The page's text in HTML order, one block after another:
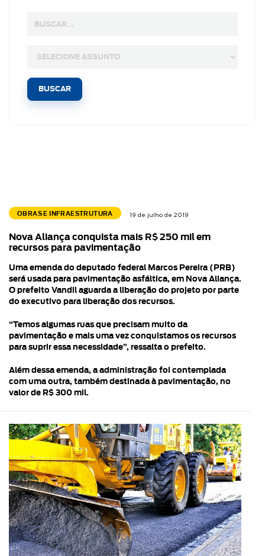
OBRAS E INFRAESTRUTURA 19 de julho de 2019
Nova Aliança conquista mais R$ 250 mil em
recursos para pavimentação
Uma emenda do deputado federal Marcos Pereira (PRB)
será usada para pavimentação asfáltica, em Nova Aliança.
O prefeito Vandil aguarda a liberação do projeto por parte
do executivo para liberação dos recursos.
“Temos algumas ruas que precisam muito da
pavimentação e mais uma vez conquistamos os recursos
para suprir essa necessidade”, ressalta o prefeito.
Além dessa emenda, a administração foi contemplada
com uma outra, também destinada à pavimentação, no
valor de R$ 300 mil.